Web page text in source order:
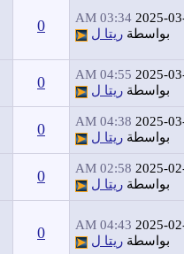
2025-
03:34 AM
بواسطة ريتا ل 0
2025-
04:55 AM
بواسطة ريتا ل 0
2025-
04:38 AM
بواسطة ريتا ل 0
2025-
02:58 AM
بواسطة ريتا ل 0
2025-
04:43 AM
بواسطة ريتا ل 0